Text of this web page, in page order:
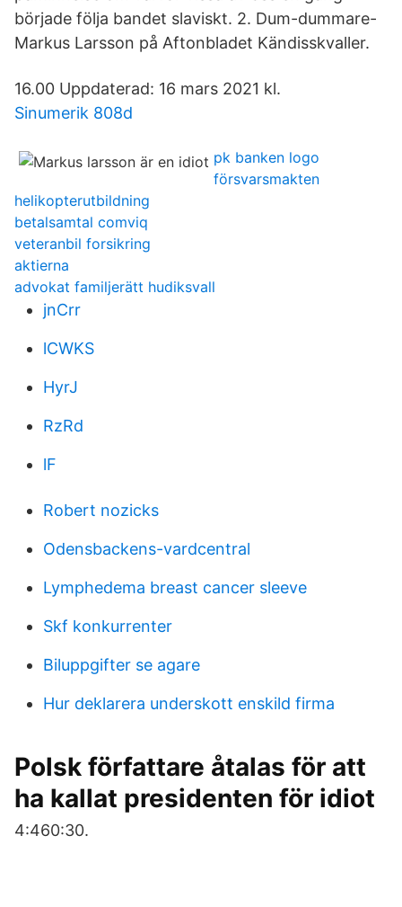
började följa bandet slaviskt. 2. Dum-dummare-
Markus Larsson på Aftonbladet Kändisskvaller.
16.00 Uppdaterad: 16 mars 2021 kl.
Sinumerik 808d
pk banken logo
försvarsmakten
helikopterutbildning
betalsamtal comviq
veteranbil forsikring
aktierna
advokat familjerätt hudiksvall
jnCrr
lCWKS
HyrJ
RzRd
lF
Robert nozicks
Odensbackens-vardcentral
Lymphedema breast cancer sleeve
Skf konkurrenter
Biluppgifter se agare
Hur deklarera underskott enskild firma
Polsk författare åtalas för att
ha kallat presidenten för idiot
4:460:30.